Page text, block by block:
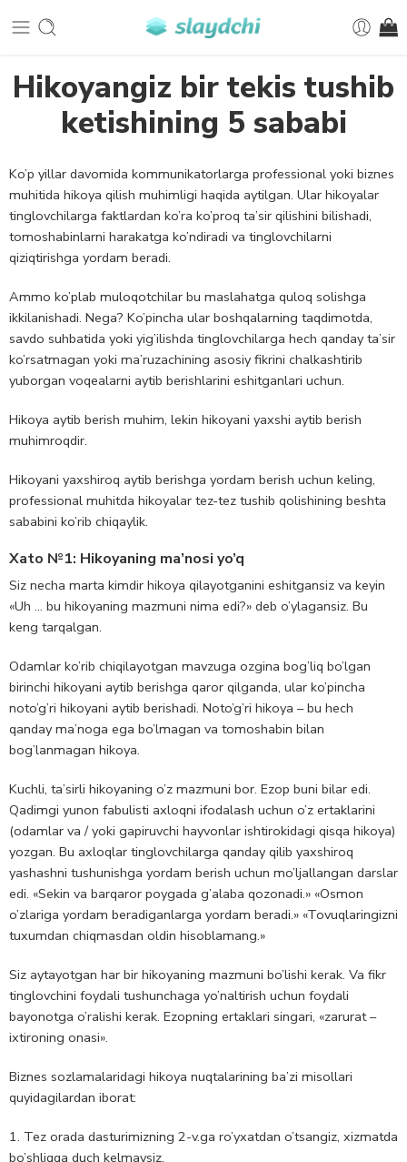
Hikoyangiz bir tekis tushib
ketishining 5 sababi
Ko’p yillar davomida kommunikatorlarga professional yoki biznes
muhitida hikoya qilish muhimligi haqida aytilgan. Ular hikoyalar
tinglovchilarga faktlardan ko’ra ko’proq ta’sir qilishini bilishadi,
tomoshabinlarni harakatga ko’ndiradi va tinglovchilarni
qiziqtirishga yordam beradi.
Ammo ko’plab muloqotchilar bu maslahatga quloq solishga
ikkilanishadi. Nega? Ko’pincha ular boshqalarning taqdimotda,
savdo suhbatida yoki yig’ilishda tinglovchilarga hech qanday ta’sir
ko’rsatmagan yoki ma’ruzachining asosiy fikrini chalkashtirib
yuborgan voqealarni aytib berishlarini eshitganlari uchun.
Hikoya aytib berish muhim, lekin hikoyani yaxshi aytib berish
muhimroqdir.
Hikoyani yaxshiroq aytib berishga yordam berish uchun keling,
professional muhitda hikoyalar tez-tez tushib qolishining beshta
sababini ko’rib chiqaylik.
Xato №1: Hikoyaning ma’nosi yo’q
Siz necha marta kimdir hikoya qilayotganini eshitgansiz va keyin
«Uh … bu hikoyaning mazmuni nima edi?» deb o’ylagansiz. Bu
keng tarqalgan.
Odamlar ko’rib chiqilayotgan mavzuga ozgina bog’liq bo’lgan
birinchi hikoyani aytib berishga qaror qilganda, ular ko’pincha
noto’g’ri hikoyani aytib berishadi. Noto’g’ri hikoya – bu hech
qanday ma’noga ega bo’lmagan va tomoshabin bilan
bog’lanmagan hikoya.
Kuchli, ta’sirli hikoyaning o’z mazmuni bor. Ezop buni bilar edi.
Qadimgi yunon fabulisti axloqni ifodalash uchun o’z ertaklarini
(odamlar va / yoki gapiruvchi hayvonlar ishtirokidagi qisqa hikoya)
yozgan. Bu axloqlar tinglovchilarga qanday qilib yaxshiroq
yashashni tushunishga yordam berish uchun mo’ljallangan darslar
edi. «Sekin va barqaror poygada g’alaba qozonadi.» «Osmon
o’zlariga yordam beradiganlarga yordam beradi.» «Tovuqlaringizni
tuxumdan chiqmasdan oldin hisoblamang.»
Siz aytayotgan har bir hikoyaning mazmuni bo’lishi kerak. Va fikr
tinglovchini foydali tushunchaga yo’naltirish uchun foydali
bayonotga o’ralishi kerak. Ezopning ertaklari singari, «zarurat –
ixtironing onasi».
Biznes sozlamalaridagi hikoya nuqtalarining ba’zi misollari
quyidagilardan iborat:
Tez orada dasturimizning 2-v.ga ro’yxatdan o’tsangiz, xizmatda
bo’shliqqa duch kelmaysiz.